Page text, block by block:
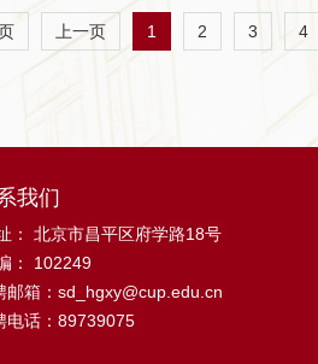
上一页 1 2 3 4
我们
： 北京市昌平区府学路18号
： 102249
邮箱：sd_hgxy@cup.edu.cn
电话：89739075